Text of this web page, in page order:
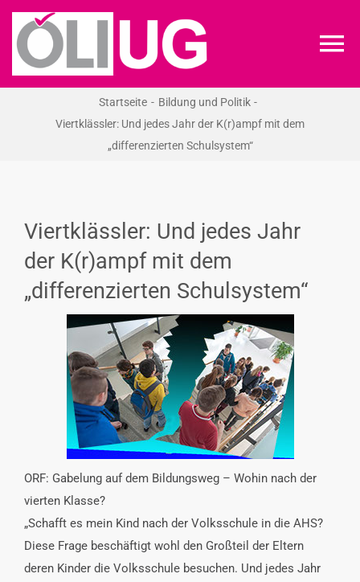
Zum
Inhalt
springen
RECHT
VERANSTALTUNGEN
INTERESSENSVERTRETUNG
Startseite
Bildung und Politik
Viertklässler: Und jedes Jahr der K(r)ampf mit dem
„differenzierten Schulsystem“
Viertklässler: Und jedes Jahr
der K(r)ampf mit dem
„differenzierten Schulsystem“
ORF: Gabelung auf dem Bildungsweg – Wohin nach der
vierten Klasse?
„Schafft es mein Kind nach der Volksschule in die AHS?
Diese Frage beschäftigt wohl den Großteil der Eltern
deren Kinder die Volksschule besuchen. Und jedes Jahr